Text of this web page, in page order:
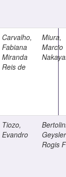
Carvalho,
Fabiana
Miranda
Reis de
Miura,
Marcio
Tiozo,
Evandro
Geysler
Rogis